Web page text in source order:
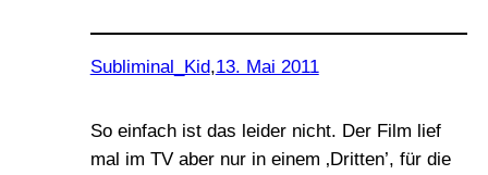
Subliminal_Kid,13. Mai 2011
So einfach ist das leider nicht. Der Film lief
mal im TV aber nur in einem ‚Dritten’, für die